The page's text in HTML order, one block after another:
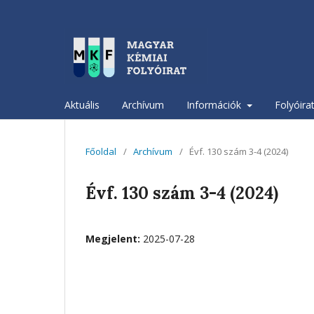
Aktuális Archívum Információk
Főoldal / Archívum / Évf. 130 szám 3-4 (2024)
Évf. 130 szám 3-4 (2024)
Megjelent: 2025-07-28